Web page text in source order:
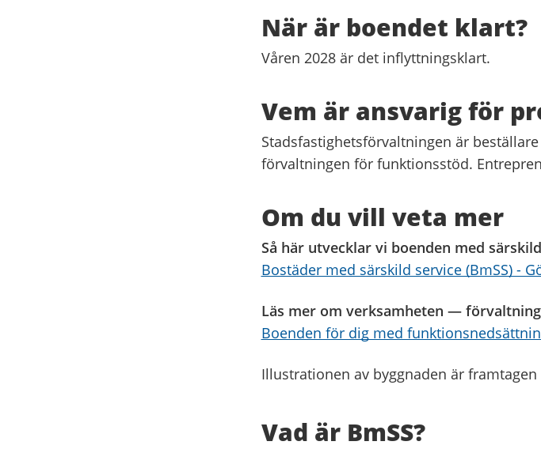
När är boendet klart?
Våren 2028 är det inflyttningsklart.
Vem är ansvarig för
Stadsfastighetsförvaltningen är
förvaltningen för funktionsstöd.
Om du vill veta mer
Så här utvecklar vi boenden med
Bostäder med särskild service (BmSS) -
Läs mer om verksamheten —
Boenden för dig med
Illustrationen av byggnaden är framtagen
Vad är BmSS?